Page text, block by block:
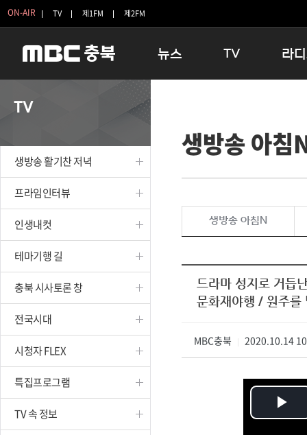
ON-AIR TV 제1FM 제2FM
뉴스
보은
옥천
TV
인생내컷
테마기행 길
시청자 FLEX
특집프로그램
종영프로그램
라
16:00
우리 고
TV
생방송 활기찬 저녁
프라임인터뷰
인생내컷
테마기행 길
충북 시사토론 창
전국시대
시청자 FLEX
특집프로그램
TV 속 정보
생방송 아침
생방송 아침N
드라마 성지로 거듭
문화재야행 / 원주를
MBC충북 2020.10.14